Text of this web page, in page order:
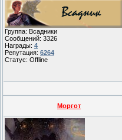
Группа: Всадники
Сообщений: 3326
Награды: 4
Репутация: 6264
Статус: Offline
Моргот